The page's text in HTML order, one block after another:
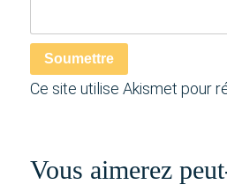
Soumettre
Ce site utilise Akismet pour
Vous aimerez